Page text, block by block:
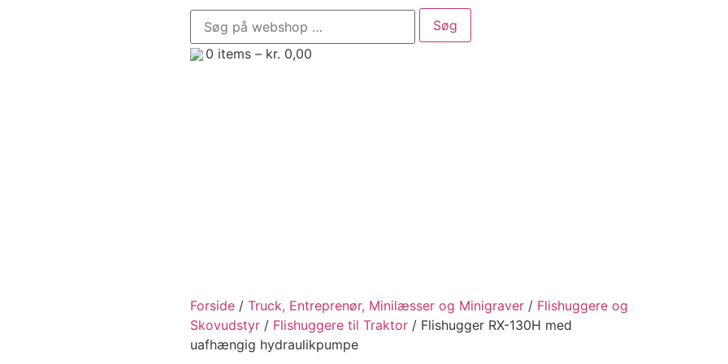
0 items – kr. 0,00
Forside / Truck, Entreprenør, Minilæsser og Minigraver / Flishuggere og
Skovudstyr / Flishuggere til Traktor / Flishugger RX-130H med
uafhængig hydraulikpumpe